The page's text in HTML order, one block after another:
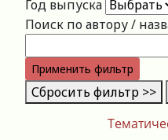
Год выпуска
Поиск по автору /
Применить фильтр
Сбросить фильтр >>